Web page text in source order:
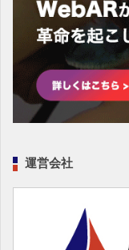
運営会社